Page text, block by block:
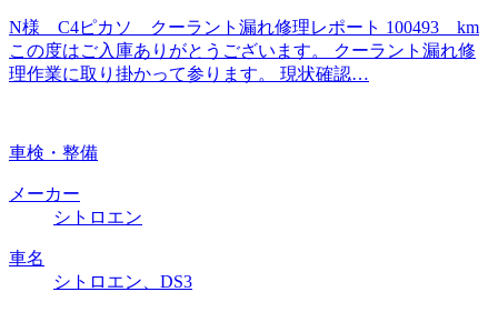
N様 C4ピカソ クーラント漏れ修理レポート 100493 km
この度はご入庫ありがとうございます。 クーラント漏れ修
理作業に取り掛かって参ります。 現状確認…
車検・整備
メーカー
シトロエン
車名
シトロエン、DS3